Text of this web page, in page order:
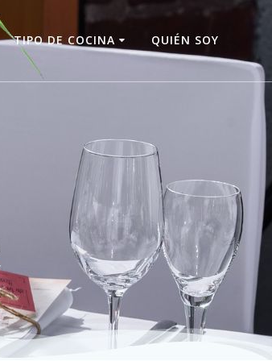
TIPO DE COCINA QUIÉN SOY